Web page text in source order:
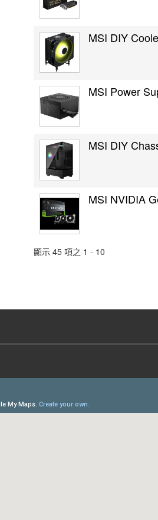
MSI DIY
MSI Power
MSI DIY
MSI NVIDIA
顯示 45 項之 1 - 10